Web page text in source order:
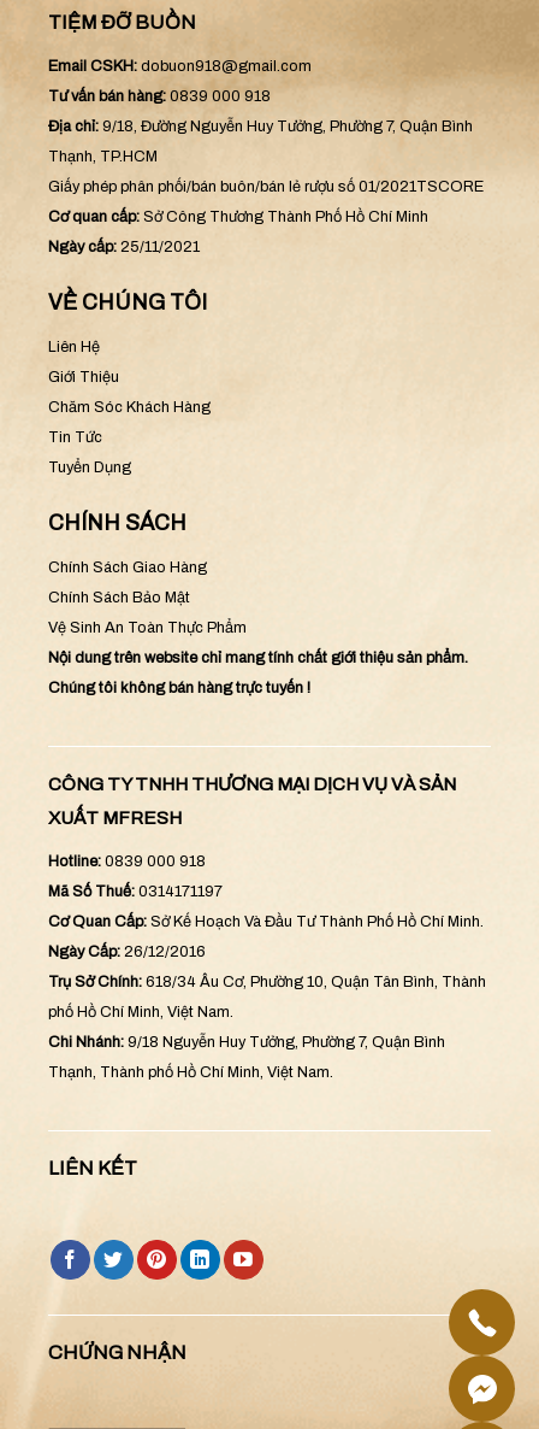
TIỆM ĐỠ BUỒN
Email CSKH: dobuon918@gmail.com
Tư vấn bán hàng: 0839 000 918
Địa chỉ: 9/18, Đường Nguyễn Huy Tưởng, Phường 7, Quận Bình
Thạnh, TP.HCM
Giấy phép phân phối/bán buôn/bán lẻ rượu số 01/2021TSCORE
Cơ quan cấp: Sở Công Thương Thành Phố Hồ Chí Minh
Ngày cấp: 25/11/2021
VỀ CHÚNG TÔI
Liên Hệ
Giới Thiệu
Chăm Sóc Khách Hàng
Tin Tức
Tuyển Dụng
CHÍNH SÁCH
Chính Sách Giao Hàng
Chính Sách Bảo Mật
Vệ Sinh An Toàn Thực Phẩm
Nội dung trên website chỉ mang tính chất giới thiệu sản phẩm.
Chúng tôi không bán hàng trực tuyến !
CÔNG TY TNHH THƯƠNG MẠI DỊCH VỤ VÀ SẢN
XUẤT MFRESH
Hotline: 0839 000 918
Mã Số Thuế: 0314171197
Cơ Quan Cấp: Sở Kế Hoạch Và Đầu Tư Thành Phố Hồ Chí Minh.
Ngày Cấp: 26/12/2016
Trụ Sở Chính: 618/34 Âu Cơ, Phường 10, Quận Tân Bình, Thành
phố Hồ Chí Minh, Việt Nam.
Chi Nhánh: 9/18 Nguyễn Huy Tưởng, Phường 7, Quận Bình
Thạnh, Thành phố Hồ Chí Minh, Việt Nam.
LIÊN KẾT
CHỨNG NHẬN